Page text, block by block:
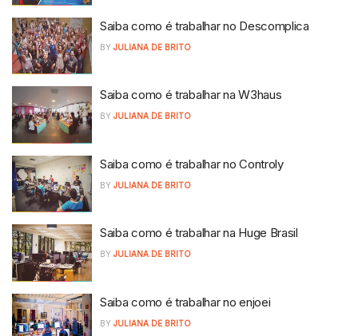
Saiba como é trabalhar no Descomplica
BY JULIANA DE BRITO
Saiba como é trabalhar na W3haus
BY JULIANA DE BRITO
Saiba como é trabalhar no Controly
BY JULIANA DE BRITO
Saiba como é trabalhar na Huge Brasil
BY JULIANA DE BRITO
Saiba como é trabalhar no enjoei
BY JULIANA DE BRITO